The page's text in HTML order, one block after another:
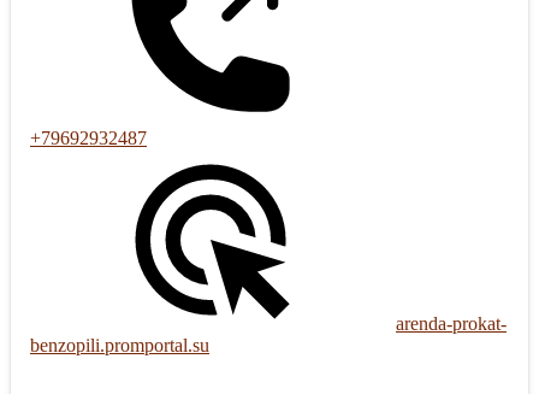
+79692932487
arenda-prokat-
benzopili.promportal.su